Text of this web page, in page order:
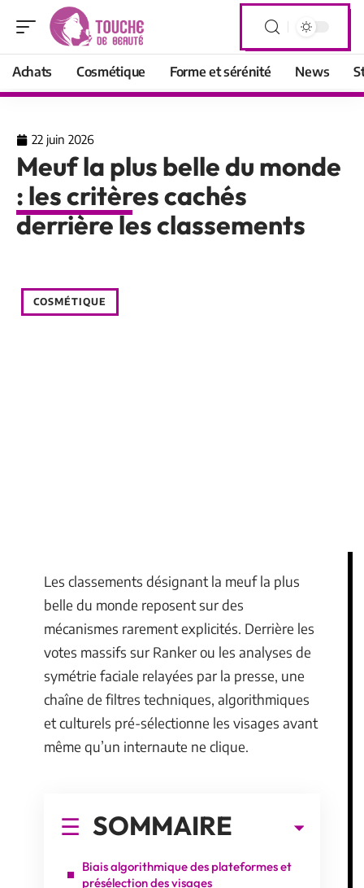
Achats Cosmétique Forme et sérénité News
22 juin 2026
Meuf la plus belle du monde
: les critères cachés
derrière les classements
COSMÉTIQUE
Les classements désignant la meuf la plus
belle du monde reposent sur des
mécanismes rarement explicités. Derrière les
votes massifs sur Ranker ou les analyses de
symétrie faciale relayées par la presse, une
chaîne de filtres techniques, algorithmiques
et culturels pré-sélectionne les visages avant
même qu’un internaute ne clique.
SOMMAIRE
Biais algorithmique des plateformes et
présélection des visages